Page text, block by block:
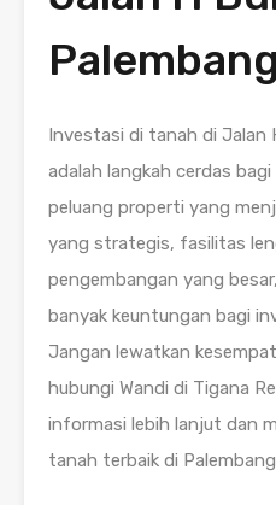
Palembang
Investasi di tanah di Jalan
adalah langkah cerdas
peluang properti yang
yang strategis, fasilitas
pengembangan yang
banyak keuntungan bagi
Jangan lewatkan
hubungi Wandi di Tigana
informasi lebih lanjut dan
tanah terbaik di